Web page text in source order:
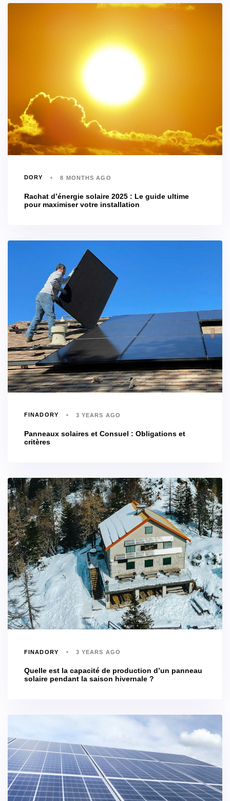
DORY 8 MONTHS AGO
Rachat d’énergie solaire 2025 : Le guide ultime
pour maximiser votre installation
FINADORY 3 YEARS AGO
Panneaux solaires et Consuel : Obligations et
critères
FINADORY 3 YEARS AGO
Quelle est la capacité de production d’un panneau
solaire pendant la saison hivernale ?